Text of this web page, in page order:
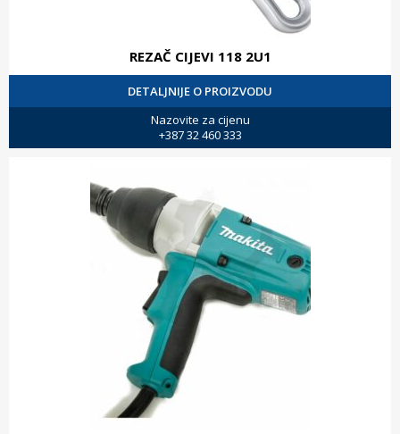
REZAČ CIJEVI 118 2U1
DETALJNIJE O PROIZVODU
Nazovite za cijenu
+387 32 460 333